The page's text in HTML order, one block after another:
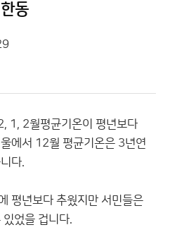
동
1, 2월평균기온이 평년보다
에서 12월 평균기온은 3년연
다.
평년보다 추웠지만 서민들은
었을 겁니다.